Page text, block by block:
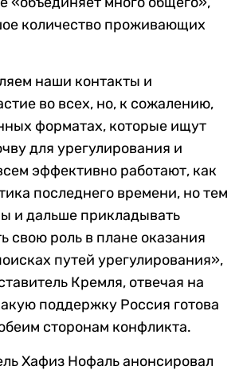
количество проживающих
наши контакты и
во всех, но, к сожалению,
форматах, которые ищут
для урегулирования и
эффективно работают, как
последнего времени, но тем
и дальше прикладывать
свою роль в плане оказания
путей урегулирования»,
Кремля, отвечая на
поддержку Россия готова
сторонам конфликта.
Хафиз Нофаль анонсировал